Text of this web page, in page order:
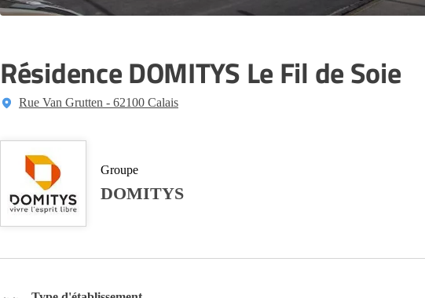
Résidence DOMITYS Le Fil de Soie
Rue Van Grutten - 62100 Calais
Groupe
DOMITYS